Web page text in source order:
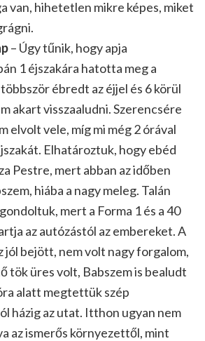
van, hihetetlen mikre képes, miket
– Úgy tűnik, hogy apja
1 éjszakára hatotta meg a
ébredt az éjjel és 6 körül
akart visszaaludni. Szerencsére
elvolt vele, míg mi még 2 órával
Elhatároztuk, hogy ebéd
Pestre, mert abban az időben
hiába a nagy meleg. Talán
mert a Forma 1 és a 40
az autózástól az embereket. A
jól bejött, nem volt nagy forgalom,
tök üres volt, Babszem is bealudt
alatt megtettük szép
házig az utat. Itthon ugyan nem
az ismerős környezettől, mint